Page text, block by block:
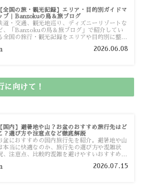
【全国の旅・観光記録】エリア・目的別ガイドマ
プ｜Banzokuの鳥＆旅ブログ
道・交通、観光地巡り、ディズニーリゾートな
、「Banzokuの鳥＆旅ブログ」で紹介してい
全国の旅行・観光記録をエリアや目的別に整理
イドマップからスムーズに見つけていただけま
2026.06.08
に向けて！
【国内】避暑地や山？お盆のおすすめ旅行先はど
？選び方や注意点など徹底解説
盆におすすめの国内旅行先を紹介。避暑地や山
本当に快適なのか、旅行先の選び方や混雑状
、注意点、比較的混雑を避けやすいおすすめス
。
2026.07.15